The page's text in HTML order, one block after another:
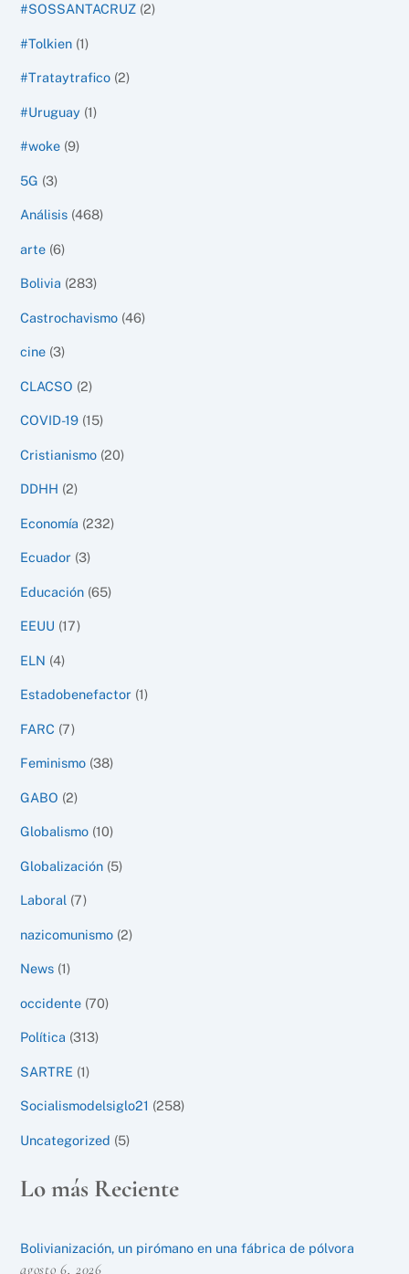
#SOSSANTACRUZ (2)
#Tolkien (1)
#Trataytrafico (2)
#Uruguay (1)
#woke (9)
5G (3)
Análisis (468)
arte (6)
Bolivia (283)
Castrochavismo (46)
cine (3)
CLACSO (2)
COVID-19 (15)
Cristianismo (20)
DDHH (2)
Economía (232)
Ecuador (3)
Educación (65)
EEUU (17)
ELN (4)
Estadobenefactor (1)
FARC (7)
Feminismo (38)
GABO (2)
Globalismo (10)
Globalización (5)
Laboral (7)
nazicomunismo (2)
News (1)
occidente (70)
Política (313)
SARTRE (1)
Socialismodelsiglo21 (258)
Uncategorized (5)
Lo más Reciente
Bolivianización, un pirómano en una fábrica de pólvora
agosto 6, 2026